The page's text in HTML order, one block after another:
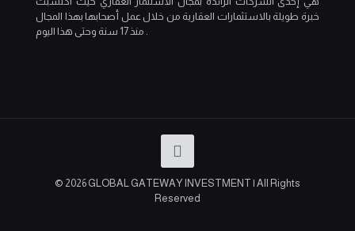
خبرة طويلة بالاستثمارات العقارية من خلال عمل أصحابها بهذا المجال
منذ 17 سنة وحتى هذا اليوم .
© 2026 GLOBAL GATEWAY INVESTMENT | All Rights
Reserved